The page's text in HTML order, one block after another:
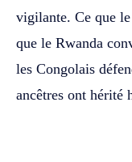
vigilante. Ce que
que le Rwanda
les Congolais
ancêtres ont hérité